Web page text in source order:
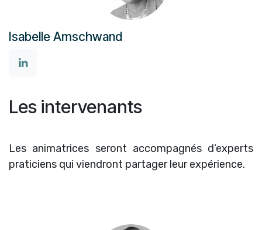
Isabelle Amschwand
Les intervenants
Les animatrices seront accompagnés d’experts
praticiens qui viendront partager leur expérience.